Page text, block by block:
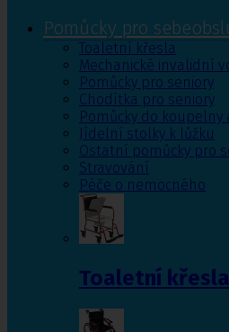
Pomůcky pro
Toaletní křesla
Mechanické invalidní
Pomůcky pro seniory
Chodítka pro seniory
Pomůcky do koupelny
Jídelní stolky k lůžku
Ostatní pomůcky pro
Stravování
Péče o nemocného
Toaletní křesla